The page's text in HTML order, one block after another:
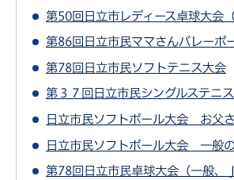
第50回日立市レディース卓球大会（
第86回日立市民ママさんバレーボ
第78回日立市民ソフトテニス大会
第３７回日立市民シングルステニ
日立市民ソフトボール大会 お父
日立市民ソフトボール大会 一般
第78回日立市民卓球大会（一般、